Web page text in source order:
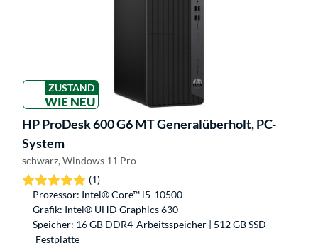
ZUSTAND
WIE NEU
HPProDesk 600 G6 MT Generalüberholt, PC-
System
schwarz, Windows 11 Pro
(1)
Prozessor: Intel® Core™ i5-10500
Grafik: Intel® UHD Graphics 630
Speicher: 16 GB DDR4-Arbeitsspeicher | 512 GB SSD-
Festplatte